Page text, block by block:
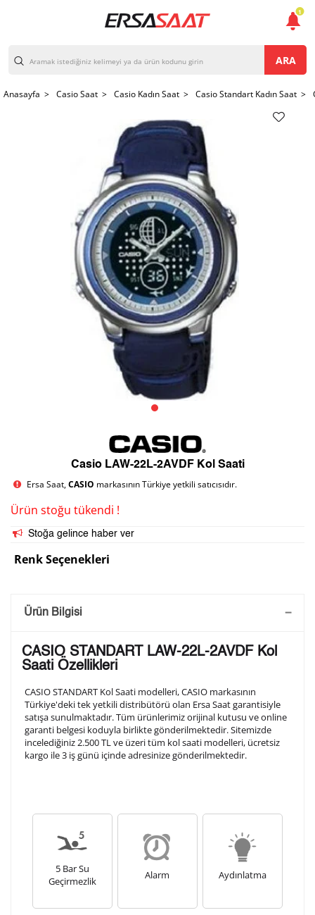
ARA
Anasayfa > Casio Saat > Casio Kadın Saat > Casio Standart Kadın Saat >
Casio LAW-22L-2AVDF Kol Saati
Ersa Saat,CASIO markasının Türkiye yetkili satıcısıdır.
Ürün stoğu tükendi !
Stoğa gelince haber ver
Renk Seçenekleri
Saatini Kişiselleştir
arka kapağına gravür tekniği ile formda belirtmiş
olduğunuz şekilde işlenecektir.
1. Satır
10/ 10
2. Satır
10/ 10
Lütfen font seçiniz
Ürün Bilgisi
CASIO STANDART LAW-22L-2AVDF Kol
Saati Özellikleri
CASIO STANDART Kol Saati modelleri, CASIO markasının
Türkiye'deki tek yetkili distribütörü olan Ersa Saat garantisiyle
satışa sunulmaktadır. Tüm ürünlerimiz orijinal kutusu ve online
garanti belgesi koduyla birlikte gönderilmektedir. Sitemizde
incelediğiniz 2.500 TL ve üzeri tüm kol saati modelleri, ücretsiz
kargo ile 3 iş günü içinde adresinize gönderilmektedir.
5 Bar Su
Geçirmezlik
Alarm Aydınlatma
1